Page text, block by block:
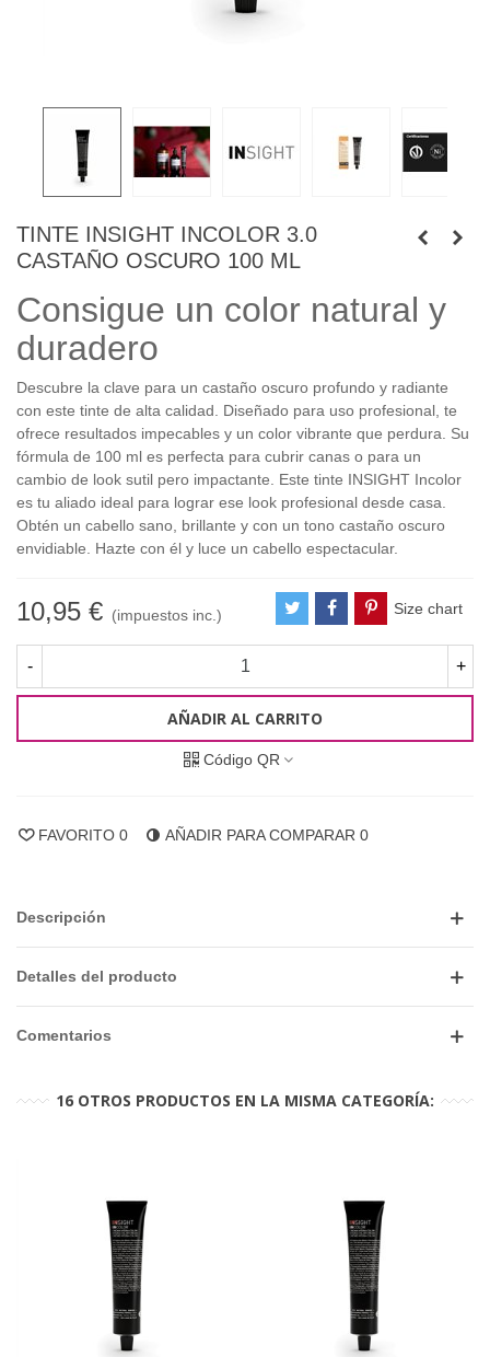
TINTE INSIGHT INCOLOR 3.0
CASTAÑO OSCURO 100 ML
Consigue un color natural y
duradero
Descubre la clave para un castaño oscuro profundo y radiante
con este tinte de alta calidad. Diseñado para uso profesional, te
ofrece resultados impecables y un color vibrante que perdura. Su
fórmula de 100 ml es perfecta para cubrir canas o para un
cambio de look sutil pero impactante. Este tinte INSIGHT Incolor
es tu aliado ideal para lograr ese look profesional desde casa.
Obtén un cabello sano, brillante y con un tono castaño oscuro
envidiable. Hazte con él y luce un cabello espectacular.
10,95 € (impuestos inc.) Size chart
- +
AÑADIR AL CARRITO
Código QR
FAVORITO 0 AÑADIR PARA COMPARAR 0
Descripción
Detalles del producto
Comentarios
16 OTROS PRODUCTOS EN LA MISMA CATEGORÍA: